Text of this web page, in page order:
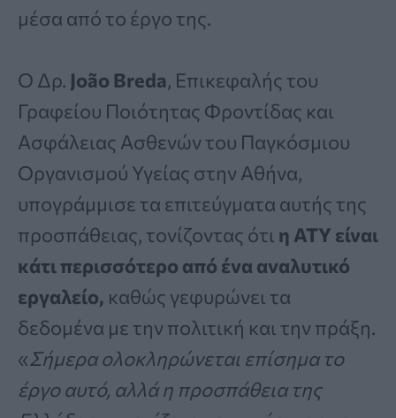
μέσα από το έργο της.
Ο Δρ. João Breda, Επικεφαλής του
Γραφείου Ποιότητας Φροντίδας και
Ασφάλειας Ασθενών του Παγκόσμιου
Οργανισμού Υγείας στην Αθήνα,
υπογράμμισε τα επιτεύγματα αυτής της
προσπάθειας, τονίζοντας ότι η ΑΤΥ είναι
κάτι περισσότερο από ένα αναλυτικό
εργαλείο, καθώς γεφυρώνει τα
δεδομένα με την πολιτική και την πράξη.
«Σήμερα ολοκληρώνεται επίσημα το
έργο αυτό, αλλά η προσπάθεια της